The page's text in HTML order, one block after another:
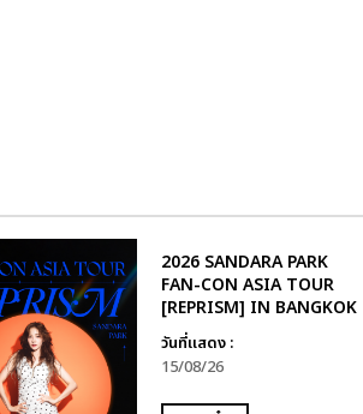
2026 SANDARA PARK
FAN-CON ASIA TOUR
[REPRISM] IN BANGKOK
วันที่แสดง :
15/08/26